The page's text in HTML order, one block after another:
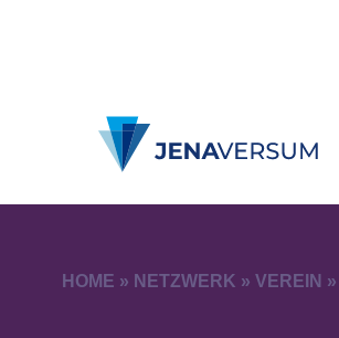
HOME » NETZWERK » VEREIN »